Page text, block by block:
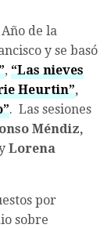
de la
y se basó
, “Las nieves
Heurtin”,
. Las sesiones
Méndiz,
Lorena
por
sobre